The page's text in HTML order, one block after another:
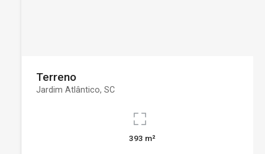
Terreno
Jardim Atlântico, SC
393 m²